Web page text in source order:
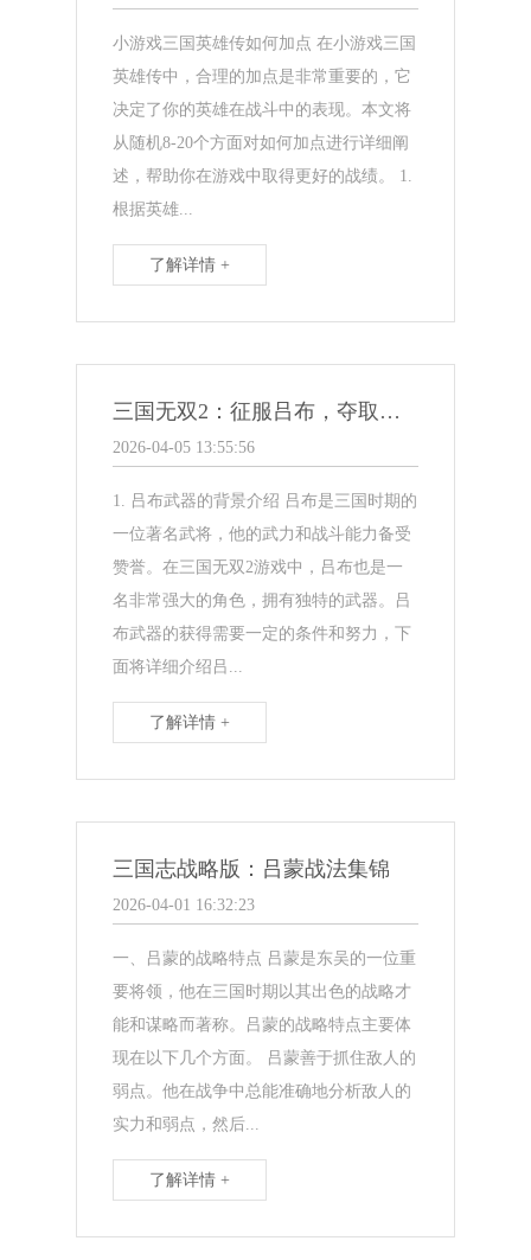
小游戏三国英雄传如何加点 在小游戏三国
英雄传中，合理的加点是非常重要的，它
决定了你的英雄在战斗中的表现。本文将
从随机8-20个方面对如何加点进行详细阐
述，帮助你在游戏中取得更好的战绩。 1.
根据英雄...
了解详情 +
三国无双2：征服吕布，夺取绝世武器
2026-04-05 13:55:56
1. 吕布武器的背景介绍 吕布是三国时期的
一位著名武将，他的武力和战斗能力备受
赞誉。在三国无双2游戏中，吕布也是一
名非常强大的角色，拥有独特的武器。吕
布武器的获得需要一定的条件和努力，下
面将详细介绍吕...
了解详情 +
三国志战略版：吕蒙战法集锦
2026-04-01 16:32:23
一、吕蒙的战略特点 吕蒙是东吴的一位重
要将领，他在三国时期以其出色的战略才
能和谋略而著称。吕蒙的战略特点主要体
现在以下几个方面。 吕蒙善于抓住敌人的
弱点。他在战争中总能准确地分析敌人的
实力和弱点，然后...
了解详情 +